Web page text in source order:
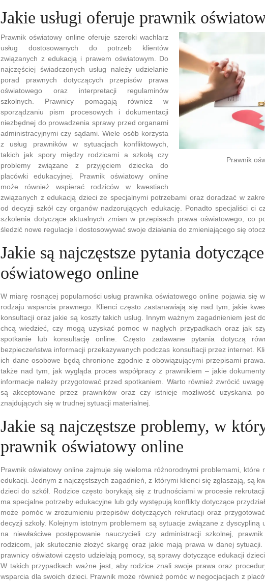
Jakie usługi oferuje prawnik
Prawnik
Prawnik oświatowy online oferuje szeroki wachlarz
usług dostosowanych do potrzeb klientów
związanych z edukacją i prawem oświatowym. Do
najczęściej świadczonych usług należy udzielanie
porad prawnych dotyczących przepisów prawa
oświatowego oraz interpretacji regulaminów
szkolnych. Prawnicy pomagają również w
sporządzaniu pism procesowych i dokumentacji
niezbędnej do prowadzenia sprawy przed organami
administracyjnymi czy sądami. Wiele osób korzysta
z usług prawników w sytuacjach konfliktowych,
takich jak spory między rodzicami a szkołą czy
problemy związane z przyjęciem dziecka do
placówki edukacyjnej. Prawnik oświatowy online
może również wspierać rodziców w kwestiach
związanych z edukacją dzieci ze specjalnymi potrzebami oraz doradzać w
od decyzji szkół czy organów nadzorujących edukację. Ponadto specjaliści ci
szkolenia dotyczące aktualnych zmian w przepisach prawa oświatowego, co
śledzić nowe regulacje i dostosowywać swoje działania do zmieniającego się
Jakie są najczęstsze pytania
oświatowego online
W miarę rosnącej popularności usług prawnika oświatowego online pojawia się
rodzaju wsparcia prawnego. Klienci często zastanawiają się nad tym, jakie
konsultacji oraz jakie są koszty takich usług. Innym ważnym zagadnieniem jest
chcą wiedzieć, czy mogą uzyskać pomoc w nagłych przypadkach oraz jak
spotkanie lub konsultację online. Często zadawane pytania dotyczą
bezpieczeństwa informacji przekazywanych podczas konsultacji przez internet.
ich dane osobowe będą chronione zgodnie z obowiązującymi przepisami
także nad tym, jak wygląda proces współpracy z prawnikiem – jakie
informacje należy przygotować przed spotkaniem. Warto również zwrócić
są akceptowane przez prawników oraz czy istnieje możliwość uzyskania
znajdujących się w trudnej sytuacji materialnej.
Jakie są najczęstsze problemy, w
prawnik oświatowy online
Prawnik oświatowy online zajmuje się wieloma różnorodnymi problemami, które
edukacji. Jednym z najczęstszych zagadnień, z którymi klienci się zgłaszają, są
dzieci do szkół. Rodzice często borykają się z trudnościami w procesie
ma specjalne potrzeby edukacyjne lub gdy występują konflikty dotyczące
może pomóc w zrozumieniu przepisów dotyczących rekrutacji oraz
decyzji szkoły. Kolejnym istotnym problemem są sytuacje związane z dyscypliną
na niewłaściwe postępowanie nauczycieli czy administracji szkolnej,
rodzicom, jak skutecznie złożyć skargę oraz jakie mają prawa w danej
prawnicy oświatowi często udzielają pomocy, są sprawy dotyczące edukacji
W takich przypadkach ważne jest, aby rodzice znali swoje prawa oraz
wsparcia dla swoich dzieci. Prawnik może również pomóc w negocjacjach z